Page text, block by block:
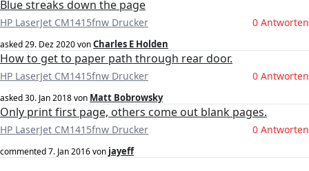
Blue streaks down the page
HP LaserJet CM1415fnw Drucker 0 Antworten
asked29. Dez 2020vonCharles E Holden
How to get to paper path through rear door.
HP LaserJet CM1415fnw Drucker 0 Antworten
asked30. Jan 2018von Matt Bobrowsky
Only print first page, others come out blank pages.
HP LaserJet CM1415fnw Drucker 0 Antworten
commented7. Jan 2016von jayeff